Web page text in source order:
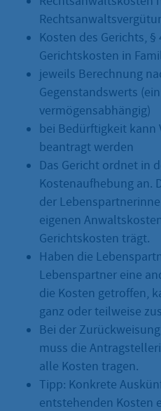
Kosten des Gerichts, §
Gerichtskosten in
jeweils Berechnung
Gegenstandswerts
vermögensabhängig)
bei Bedürftigkeit kann
beantragt werden
Das Gericht ordnet in
Kostenaufhebung an.
der
eigenen
Gerichtskosten trägt.
Haben die
Lebenspartner eine
die Kosten getroffen,
ganz oder teilweise
Bei der
muss die
alle Kosten tragen.
Tipp: Konkrete
entstehenden Kosten